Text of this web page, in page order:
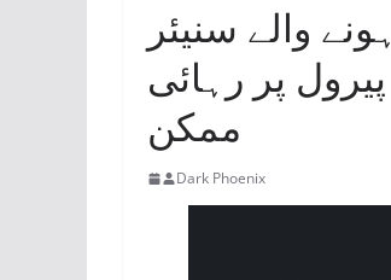
والے سنیئر
پر رہائی
ممکن
Dark Phoenix